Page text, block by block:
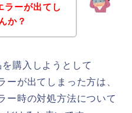
ーが出てし
か？
購入しようとして
が出てしまった方は、
ー時の対処方法について